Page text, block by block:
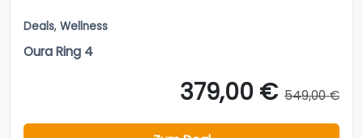
Deals, Wellness
Oura Ring 4
379,00 € 549,00 €